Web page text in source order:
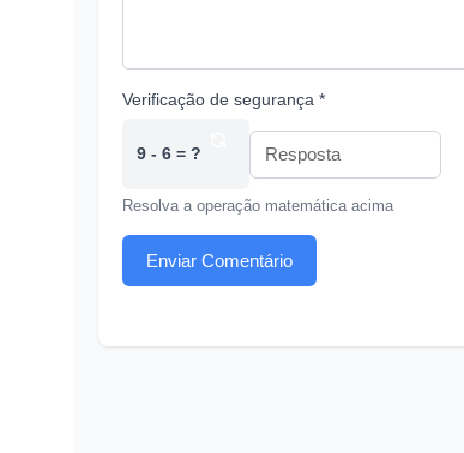
Verificação de segurança *
9 - 6 = ?
Resolva a operação matemática acima
Enviar Comentário